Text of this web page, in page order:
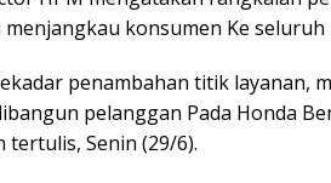
konsumen Ke
penambahan titik layanan,
pelanggan Pada Honda
Senin (29/6).